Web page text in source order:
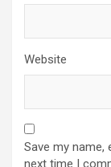
Website
Save my name,
next time I